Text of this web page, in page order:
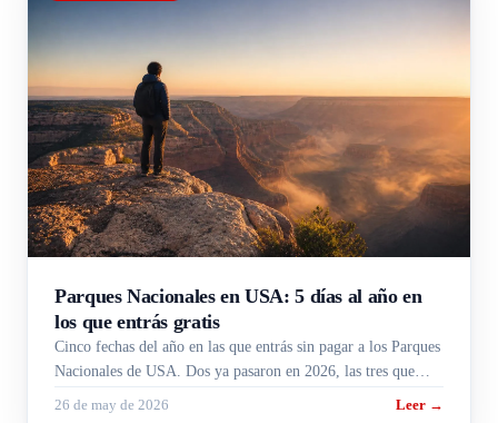
Parques Nacionales en USA: 5 días al año en
los que entrás gratis
Cinco fechas del año en las que entrás sin pagar a los Parques
Nacionales de USA. Dos ya pasaron en 2026, las tres que
26 de may de 2026 Leer →